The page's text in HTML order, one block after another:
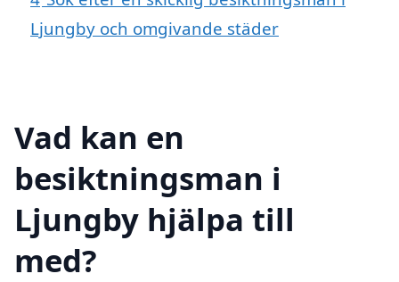
Ljungby och omgivande städer
Vad kan en
besiktningsman i
Ljungby hjälpa till
med?